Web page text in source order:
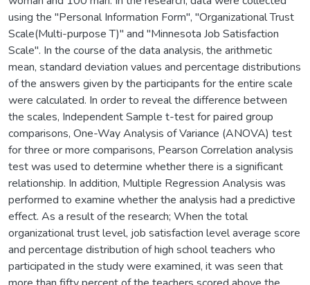
using the "Personal Information Form", "Organizational Trust
Scale(Multi-purpose T)" and "Minnesota Job Satisfaction
Scale". In the course of the data analysis, the arithmetic
mean, standard deviation values and percentage distributions
of the answers given by the participants for the entire scale
were calculated. In order to reveal the difference between
the scales, Independent Sample t-test for paired group
comparisons, One-Way Analysis of Variance (ANOVA) test
for three or more comparisons, Pearson Correlation analysis
test was used to determine whether there is a significant
relationship. In addition, Multiple Regression Analysis was
performed to examine whether the analysis had a predictive
effect. As a result of the research; When the total
organizational trust level, job satisfaction level average score
and percentage distribution of high school teachers who
participated in the study were examined, it was seen that